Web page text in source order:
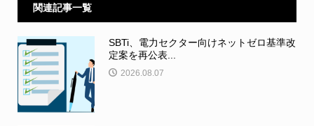
関連記事一覧
SBTi、電力セクター向けネットゼロ基準改
定案を再公表...
2026.08.07